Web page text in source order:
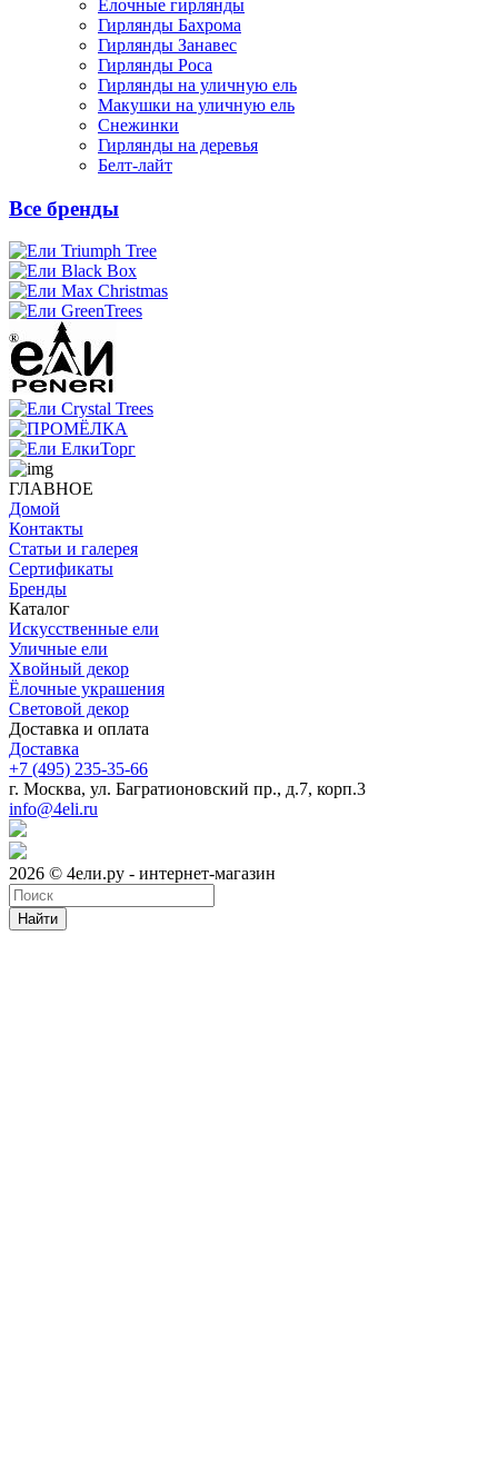
Елочные гирлянды
Гирлянды Бахрома
Гирлянды Занавес
Гирлянды Роса
Гирлянды на уличную ель
Макушки на уличную ель
Снежинки
Гирлянды на деревья
Белт-лайт
Все бренды
ГЛАВНОЕ
Домой
Контакты
Статьи и галерея
Сертификаты
Бренды
Каталог
Искусственные ели
Уличные ели
Хвойный декор
Ёлочные украшения
Световой декор
Доставка и оплата
Доставка
+7 (495) 235-35-66
г. Москва, ул. Багратионовский пр., д.7, корп.3
info@4eli.ru
2026 © 4ели.ру - интернет-магазин
Найти